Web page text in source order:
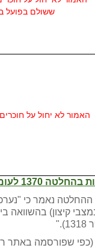
ששולם בפועל בגין רכישת
החלטה קודמת 1299
נאמר כי "נערכה
(כפי שפורסמה באתר